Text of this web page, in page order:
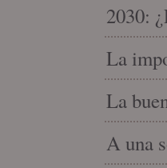
2030:
La
La
A una